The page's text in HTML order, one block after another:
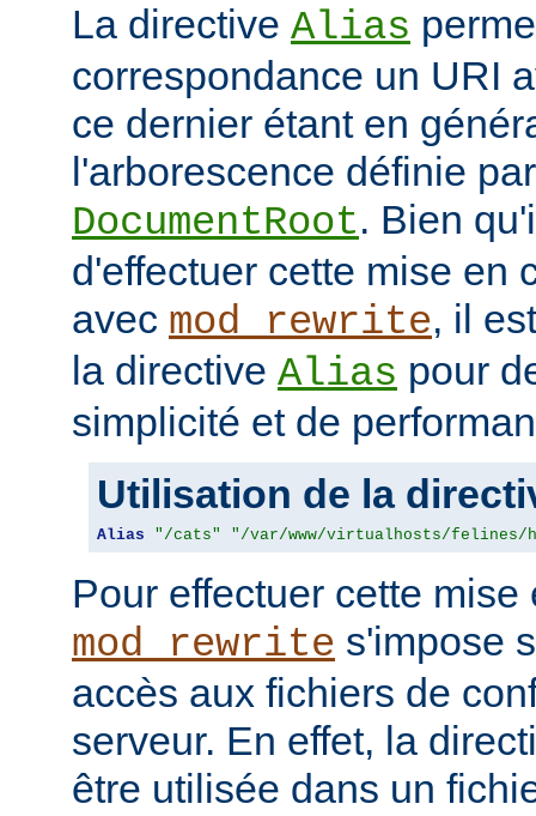
La directive Alias
correspondance un URI
ce dernier étant en
l'arborescence définie
DocumentRoot. Bien
d'effectuer cette mise en
avec mod_rewrite, il
la directive Alias pour
simplicité et de
Utilisation de la
Alias "/cats" "/var/www/virtualhosts/felines/
Pour effectuer cette
mod_rewrite s'impose
accès aux fichiers de
serveur. En effet, la
être utilisée dans un